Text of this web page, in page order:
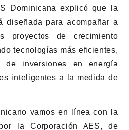
Dominicana explicó que la
diseñada para acompañar a
proyectos de crecimiento
tecnologías más eficientes,
de inversiones en energía
inteligentes a la medida de
vamos en línea con la
la Corporación AES, de